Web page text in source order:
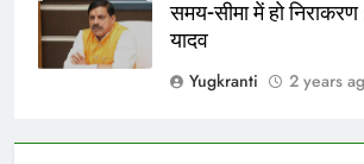
समय-सीमा में हो
यादव
Yugkranti
2 years